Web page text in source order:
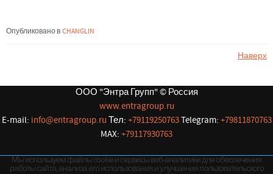
Опубликовано в CHANGLIN
Наверх
ООО "Энтра Групп" © Россия
www.entragroup.ru
E-mail: info@entragroup.ru Тел: +79119250763Telegram: +79811870763
MAX: +79117930763
Мы используем файлы cookie и сервисы веб-аналитики для обеспечения
работы сайта, анализа его использования и улучшения пользовательского